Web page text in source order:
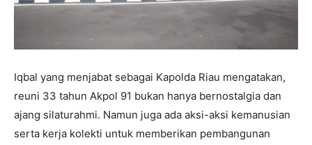
Iqbal yang menjabat sebagai Kapolda Riau mengatakan,
reuni 33 tahun Akpol 91 bukan hanya bernostalgia dan
ajang silaturahmi. Namun juga ada aksi-aksi kemanusian
serta kerja kolekti untuk memberikan pembangunan